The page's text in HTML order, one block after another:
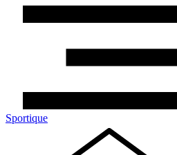
Sportique